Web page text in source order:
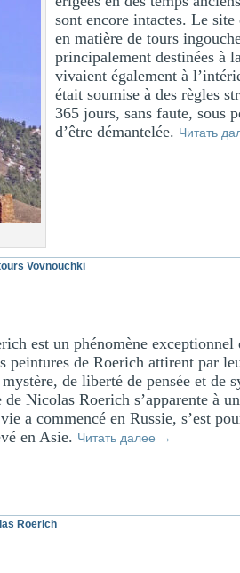
sont encore intactes. Le
en matière de tours
principalement destinées à
vivaient également à
était soumise à des règles
365 jours, sans faute, sous
d’être démantelée. Читать
Vovnouchki
est un phénomène
peintures de Roerich attirent par
mystère, de liberté de pensée et de
de Nicolas Roerich s’apparente à
a commencé en Russie, s’est
en Asie. Читать далее →
Roerich